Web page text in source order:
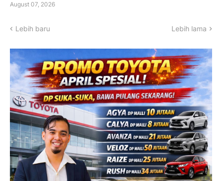
August 07, 2026
Lebih baru Lebih lama